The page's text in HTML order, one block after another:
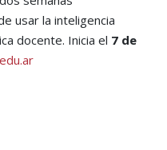
usar la inteligencia
docente. Inicia el 7 de